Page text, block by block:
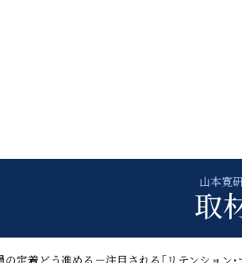
取
の定着どう進める－注目される｢リテンション